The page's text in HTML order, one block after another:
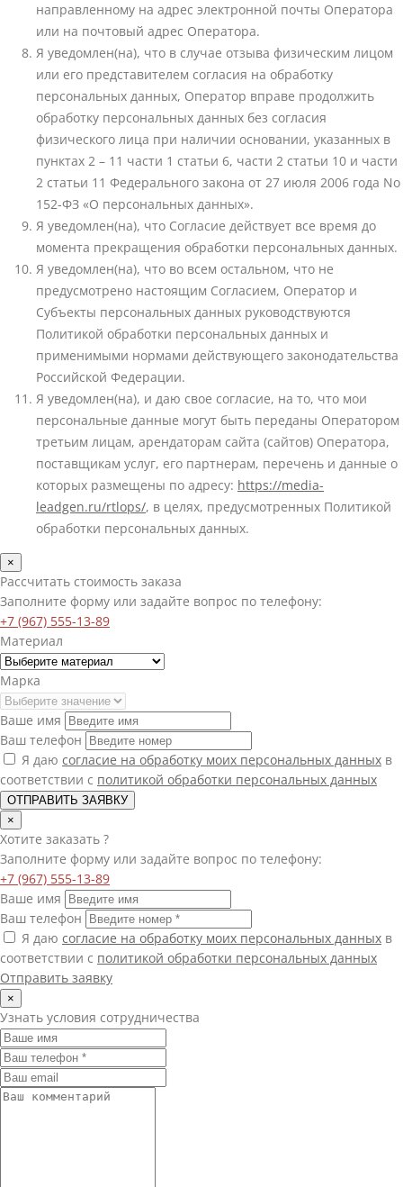
направленному на адрес электронной почты Оператора
или на почтовый адрес Оператора.
Я уведомлен(на), что в случае отзыва физическим лицом
или его представителем согласия на обработку
персональных данных, Оператор вправе продолжить
обработку персональных данных без согласия
физического лица при наличии основании, указанных в
пунктах 2 – 11 части 1 статьи 6, части 2 статьи 10 и части
2 статьи 11 Федерального закона от 27 июля 2006 года No
152-ФЗ «О персональных данных».
Я уведомлен(на), что Согласие действует все время до
момента прекращения обработки персональных данных.
Я уведомлен(на), что во всем остальном, что не
предусмотрено настоящим Согласием, Оператор и
Субъекты персональных данных руководствуются
Политикой обработки персональных данных и
применимыми нормами действующего законодательства
Российской Федерации.
Я уведомлен(на), и даю свое согласие, на то, что мои
персональные данные могут быть переданы Оператором
третьим лицам, арендаторам сайта (сайтов) Оператора,
поставщикам услуг, его партнерам, перечень и данные о
которых размещены по адресу: https://media-
leadgen.ru/rtlops/, в целях, предусмотренных Политикой
обработки персональных данных.
×
Рассчитать стоимость заказа
Заполните форму или задайте вопрос по телефону:
+7 (967) 555-13-89
Материал
Марка
Ваше имя
Ваш телефон
Я даю согласие на обработку моих персональных данных в
соответствии с политикой обработки персональных данных
ОТПРАВИТЬ ЗАЯВКУ
×
Хотите заказать ?
Заполните форму или задайте вопрос по телефону:
+7 (967) 555-13-89
Ваше имя
Ваш телефон
Я даю согласие на обработку моих персональных данных в
соответствии с политикой обработки персональных данных
Отправить заявку
×
Узнать условия сотрудничества